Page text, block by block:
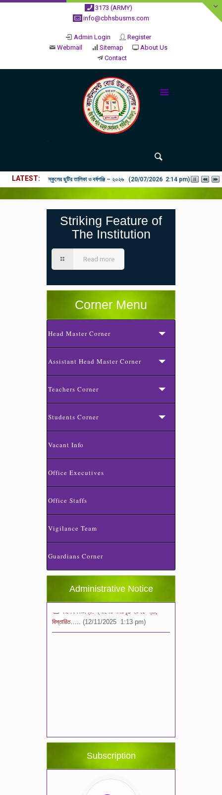
3173 (ARMY)
info@cbhsbusms.com
Admin Login
Register
Webmail
Sitemap
About Us
Contact
LATEST ২০২৬ শিক্ষাবর্ষে ভর্তি পুন: বিজ্ঞপ্তিঃ শিশু থেকে নবম শ্রেণি পযর্ন্ত ফরম বিতরন
Striking Feature of
The Institution
Read more
Corner Menu
Head Master Corner
Assistant Head Master Corner
Teachers Corner
Students Corner
Vacant Info
Office Executives
Office Staffs
Vigilance Team
Guardians Corner
Administrative Notice
স্কুলের ছুটির তালিকা ও বর্ষপঞ্জি – ২০২৬
২০২৬ শিক্ষাবর্ষে ভর্তি পুন: বিজ্ঞপ্তিঃ শিশু থেকে নবম
শ্রেণি পযর্ন্ত ফরম বিতরন চলছে… বিস্তারিত
বিশেষ বিজ্ঞপ্তি: ক্লাসের সময়সূচি ২০২৫ খ্রীঃ,
Subscription